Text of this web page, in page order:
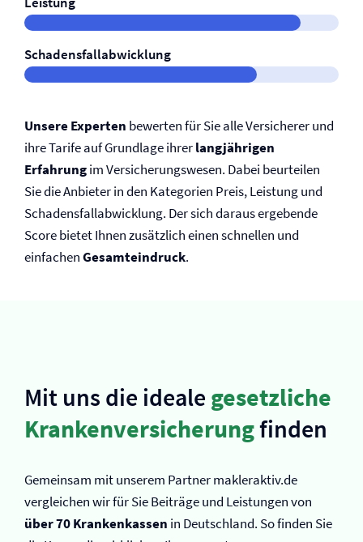
Schadensfallabwicklung
Unsere Experten bewerten für Sie alle Versicherer und
ihre Tarife auf Grundlage ihrerlangjährigen
Erfahrungim Versicherungswesen. Dabei beurteilen
Sie die Anbieter in den Kategorien Preis, Leistung und
Schadensfallabwicklung. Der sich daraus ergebende
Score bietet Ihnen zusätzlich einen schnellen und
einfachenGesamteindruck.
Mit uns die ideale gesetzliche
Kranken­versicherungfinden
Gemeinsam mit unserem Partner makleraktiv.de
vergleichen wir für Sie Beiträge und Leistungen von
über 70 Krankenkassen in Deutschland. So finden Sie